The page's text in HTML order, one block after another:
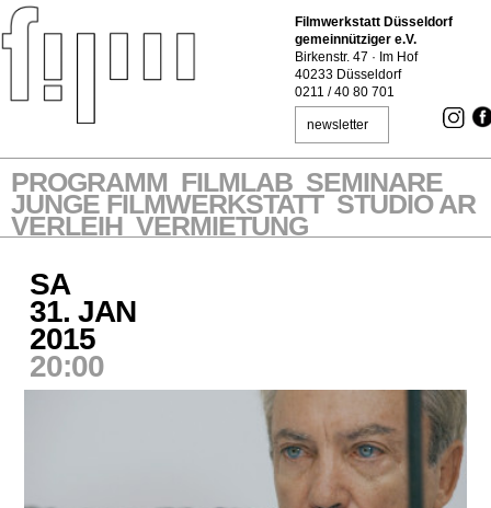
Filmwerkstatt Düsseldorf
gemeinnütziger e.V.
Birkenstr. 47 · Im Hof
40233 Düsseldorf
0211 / 40 80 701
newsletter
PROGRAMM FILMLAB SEMINARE
JUNGE FILMWERKSTATT STUDIO AR
VERLEIH VERMIETUNG
SA
31. JAN
2015
20:00